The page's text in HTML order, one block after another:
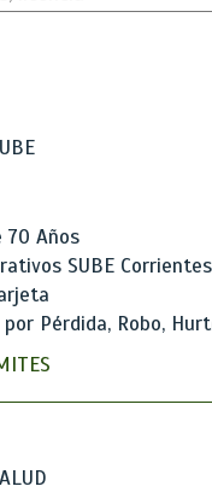
70 Años
SUBE Corrientes
por Pérdida, Robo,